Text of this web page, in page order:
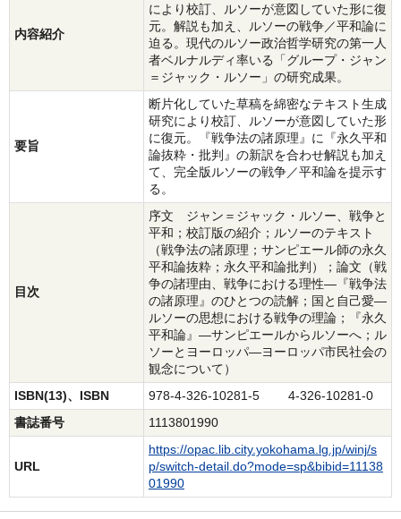
内容紹介
により校訂、ルソーが意図していた形に復
元。解説も加え、ルソーの戦争／平和論に
迫る。現代のルソー政治哲学研究の第一人
者ベルナルディ率いる「グループ・ジャン
＝ジャック・ルソー」の研究成果。
要旨
断片化していた草稿を綿密なテキスト生成
研究により校訂、ルソーが意図していた形
に復元。『戦争法の諸原理』に『永久平和
論抜粋・批判』の新訳を合わせ解説も加え
て、完全版ルソーの戦争／平和論を提示す
る。
目次
序文 ジャン＝ジャック・ルソー、戦争と
平和；校訂版の紹介；ルソーのテキスト
（戦争法の諸原理；サンピエール師の永久
平和論抜粋；永久平和論批判）；論文（戦
争の諸理由、戦争における理性―『戦争法
の諸原理』のひとつの読解；国と自己愛―
ルソーの思想における戦争の理論；『永久
平和論』―サンピエールからルソーへ；ル
ソーとヨーロッパ―ヨーロッパ市民社会の
観念について）
ISBN(13)、ISBN
978-4-326-10281-5 4-326-10281-0
書誌番号
1113801990
URL
https://opac.lib.city.yokohama.lg.jp/winj/s
p/switch-detail.do?mode=sp&bibid=11138
01990